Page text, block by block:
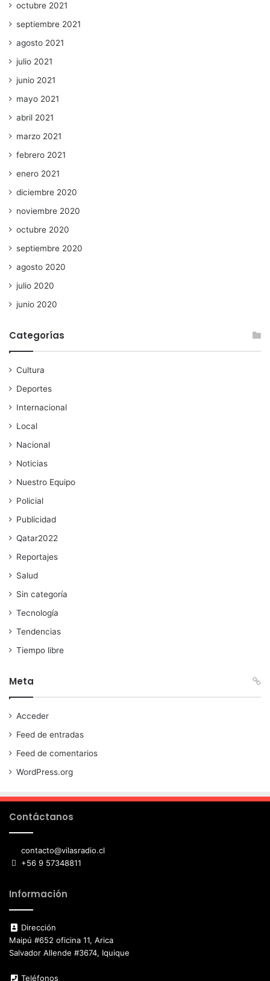
octubre 2021
septiembre 2021
agosto 2021
julio 2021
junio 2021
mayo 2021
abril 2021
marzo 2021
febrero 2021
enero 2021
diciembre 2020
noviembre 2020
octubre 2020
septiembre 2020
agosto 2020
julio 2020
junio 2020
Categorías
Cultura
Deportes
Internacional
Local
Nacional
Noticias
Nuestro Equipo
Policial
Publicidad
Qatar2022
Reportajes
Salud
Sin categoría
Tecnología
Tendencias
Tiempo libre
Meta
Acceder
Feed de entradas
Feed de comentarios
WordPress.org
Contáctanos
contacto@vilasradio.cl
+56 9 57348811
Información
Dirección
Maipú #652 oficina 11, Arica
Salvador Allende #3674, Iquique
Teléfonos